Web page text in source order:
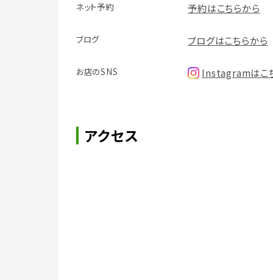
ネット予約 予約はこちらから
ブログ ブログはこちらから
お店のSNS Instagramはこ
アクセス